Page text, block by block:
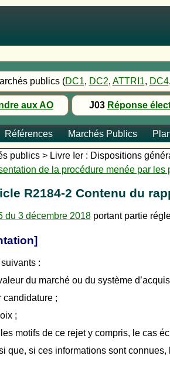
publics (DC1, DC2, ATTRI1, DC4
aux AO J03 Réponse
Références Marchés Publics
publics > Livre Ier : Dispositions
de la procédure menée par
R2184-2 Contenu du
du 3 décembre 2018portant partie
:
du marché ou du système
candidature ;
;
motifs de ce rejet y compris, le cas
que, si ces informations sont